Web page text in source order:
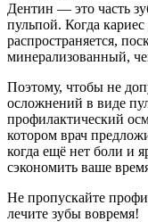
Дентин — это часть
пульпой. Когда
распространяется,
минерализованный,
Поэтому, чтобы не
осложнений в виде
профилактический
котором врач
когда ещё нет боли и
сэкономить ваше
Не пропускайте
лечите зубы вовремя!